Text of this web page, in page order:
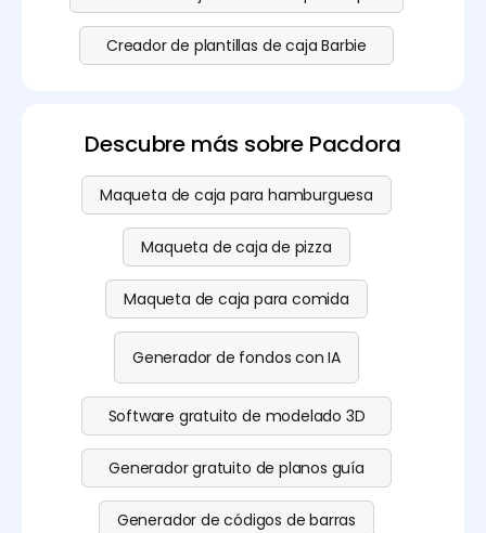
Creador de plantillas de caja Barbie
Descubre más sobre Pacdora
Maqueta de caja para hamburguesa
Maqueta de caja de pizza
Maqueta de caja para comida
Generador de fondos con IA
Software gratuito de modelado 3D
Generador gratuito de planos guía
Generador de códigos de barras